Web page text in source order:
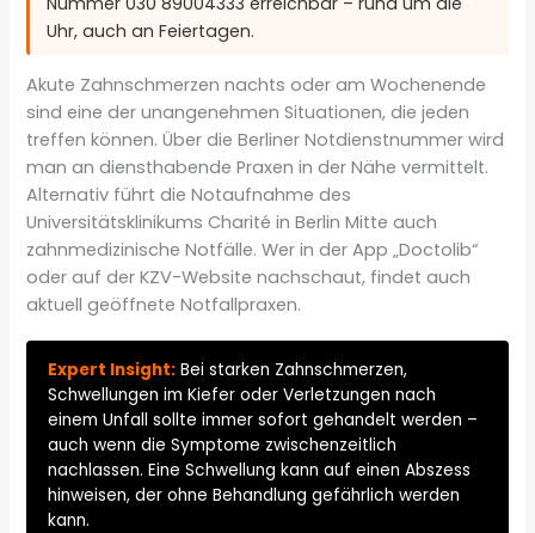
Uhr, auch an Feiertagen.
Akute Zahnschmerzen nachts oder am Wochenende
sind eine der unangenehmen Situationen, die jeden
treffen können. Über die Berliner Notdienstnummer wird
man an diensthabende Praxen in der Nähe vermittelt.
Alternativ führt die Notaufnahme des
Universitätsklinikums Charité in Berlin Mitte auch
zahnmedizinische Notfälle. Wer in der App „Doctolib“
oder auf der KZV-Website nachschaut, findet auch
aktuell geöffnete Notfallpraxen.
Expert Insight: Bei starken Zahnschmerzen,
Schwellungen im Kiefer oder Verletzungen nach
einem Unfall sollte immer sofort gehandelt werden –
auch wenn die Symptome zwischenzeitlich
nachlassen. Eine Schwellung kann auf einen Abszess
hinweisen, der ohne Behandlung gefährlich werden
kann.